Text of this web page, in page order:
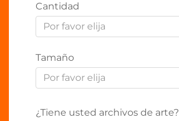
Cantidad
Por favor elija
Tamaño
Por favor elija
¿Tiene usted archivos de arte?